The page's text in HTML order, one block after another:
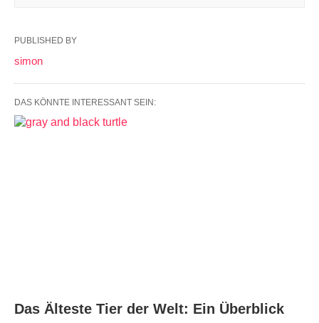
PUBLISHED BY
simon
DAS KÖNNTE INTERESSANT SEIN:
Das Älteste Tier der Welt: Ein Überblick